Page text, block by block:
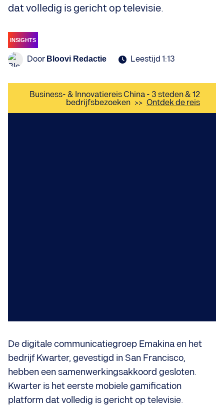
dat volledig is gericht op televisie.
INSIGHTS
Door Bloovi Redactie Leestijd 1:13
Business- & Innovatiereis China - 3 steden & 12
bedrijfsbezoeken >> Ontdek de reis
De digitale communicatiegroep Emakina en het
bedrijf Kwarter, gevestigd in San Francisco,
hebben een samenwerkingsakkoord gesloten.
Kwarter is het eerste mobiele gamification
platform dat volledig is gericht op televisie.